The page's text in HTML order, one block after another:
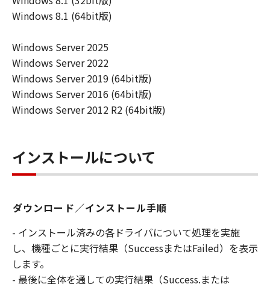
Windows 8.1 (64bit版)
Windows Server 2025
Windows Server 2022
Windows Server 2019 (64bit版)
Windows Server 2016 (64bit版)
Windows Server 2012 R2 (64bit版)
インストールについて
ダウンロード／インストール手順
- インストール済みの各ドライバについて処理を実施
し、機種ごとに実行結果（SuccessまたはFailed）を表示
します。
- 最後に全体を通しての実行結果（Success.または